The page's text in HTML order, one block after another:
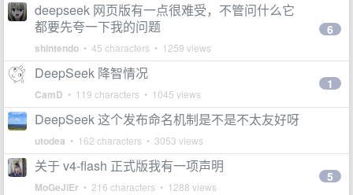
deepseek 网页版有一点很难受，不管问什么它
都要先夸一下我的问题
shintendo • 45 characters • 1259 views
6
DeepSeek 降智情况
CamD • 119 characters • 1045 views
1
DeepSeek 这个发布命名机制是不是不太友好呀
utodea • 162 characters • 3053 views
关于 v4-flash 正式版我有一项声明
MoGeJiEr • 216 characters • 1288 views
5